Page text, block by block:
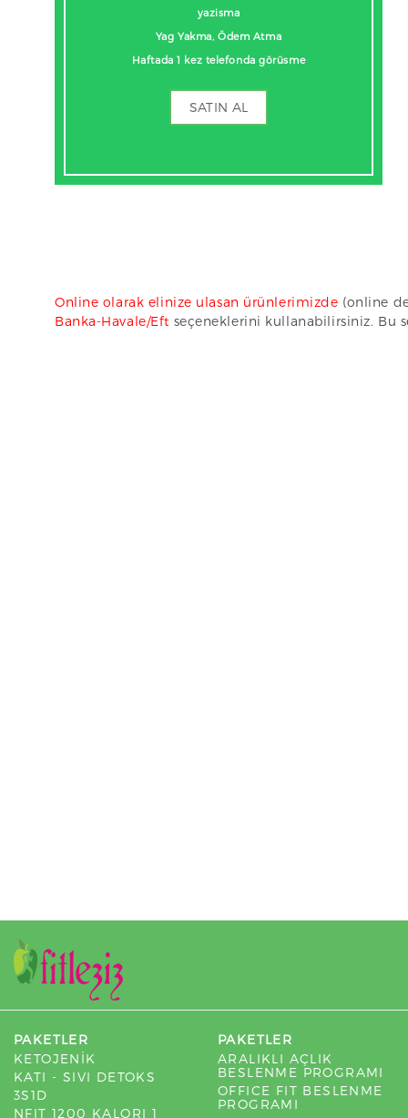
yazisma
Yag Yakma, Ödem Atma
Haftada 1 kez telefonda görüsme
SATIN AL
Online olarak elinize ulasan ürünlerimizde (online
Banka-Havale/Eft seçeneklerini kullanabilirsiniz. Bu
PAKETLER
KETOJENİK
KATI - SIVI DETOKS
3S1D
NFIT 1200 KALORI 1
PAKETLER
ARALIKLI AÇLIK
BESLENME PROGRAMI
OFFICE FIT BESLENME
PROGRAMI